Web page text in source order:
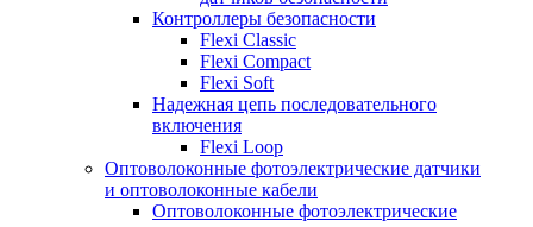
Контроллеры безопасности
Flexi Classic
Flexi Compact
Flexi Soft
Надежная цепь последовательного
включения
Flexi Loop
Оптоволоконные фотоэлектрические датчики
и оптоволоконные кабели
Оптоволоконные фотоэлектрические